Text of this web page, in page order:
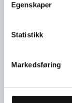
Egenskaper
Statistikk
Markedsføring